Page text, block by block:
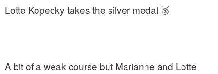
Lotte Kopecky takes the silver medal 🥈
A bit of a weak course but Marianne and Lotte